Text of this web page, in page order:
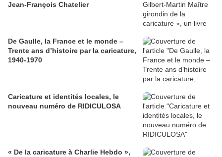
Jean-François Chatelier
De Gaulle, la France et le monde –
Trente ans d’histoire par la caricature,
1940-1970
Caricature et identités locales, le
nouveau numéro de RIDICULOSA
« De la caricature à Charlie Hebdo »,